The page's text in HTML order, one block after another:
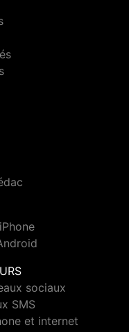
sociaux
SMS
et internet